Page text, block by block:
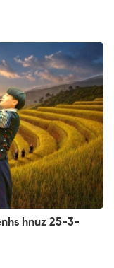
hnuz 25-3-